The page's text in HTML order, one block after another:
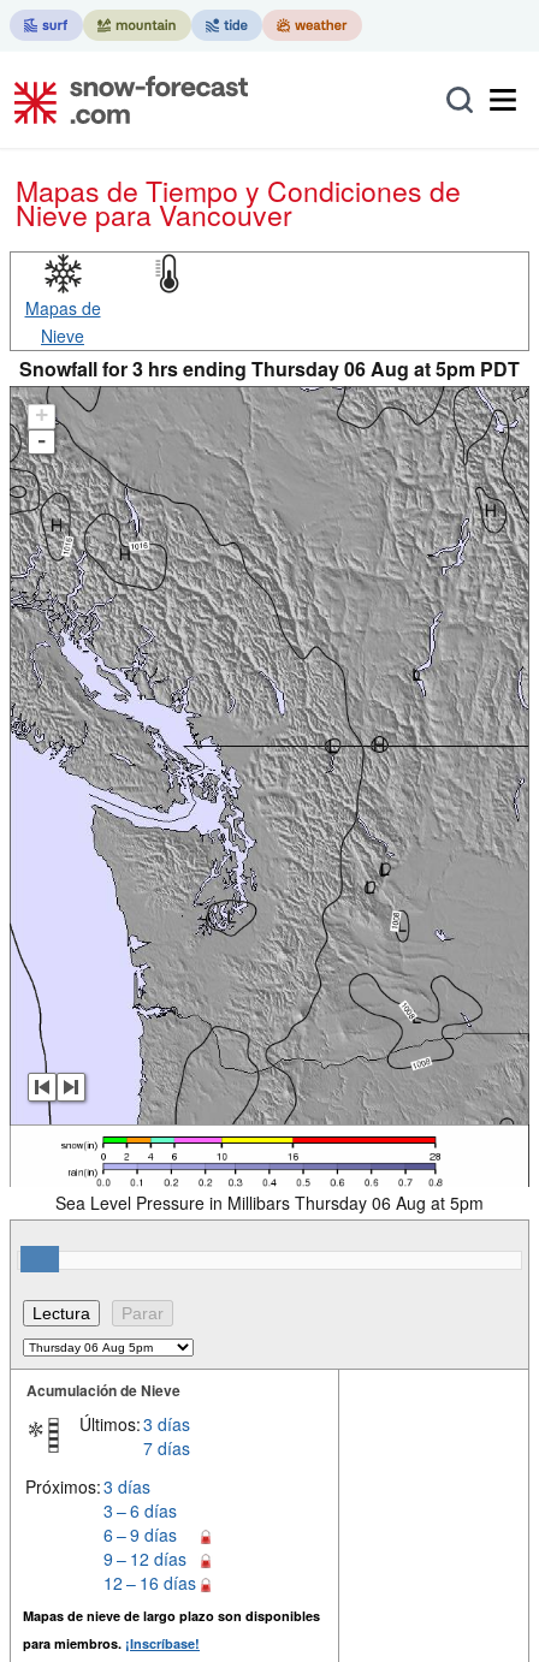
Mapas de Tiempo y Condiciones de
Nievepara Vancouver
Mapas de
Nieve
Snowfall for 3 hrs ending Thursday 06 Aug at 5pm PDT
+
-
Sea Level Pressure in Millibars Thursday 06 Aug at 5pm
Acumulación de Nieve
Últimos:3 días
7 días
Próximos:3 días
3 – 6 días
6 – 9 días
9 – 12 días
12 – 16 días
Mapas de nieve de largo plazo son disponibles
para miembros. ¡Inscríbase!